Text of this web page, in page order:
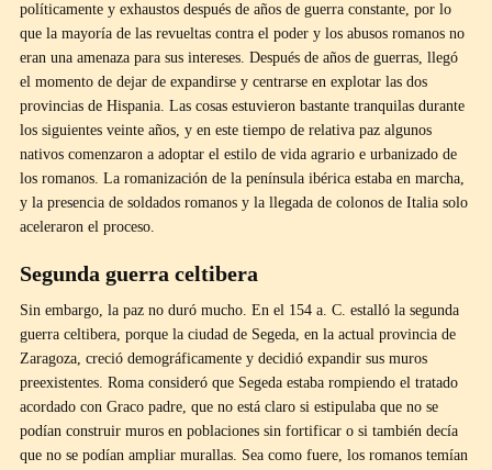
políticamente y exhaustos después de años de guerra constante, por lo
que la mayoría de las revueltas contra el poder y los abusos romanos no
eran una amenaza para sus intereses. Después de años de guerras, llegó
el momento de dejar de expandirse y centrarse en explotar las dos
provincias de Hispania. Las cosas estuvieron bastante tranquilas durante
los siguientes veinte años, y en este tiempo de relativa paz algunos
nativos comenzaron a adoptar el estilo de vida agrario e urbanizado de
los romanos. La romanización de la península ibérica estaba en marcha,
y la presencia de soldados romanos y la llegada de colonos de Italia solo
aceleraron el proceso.
Segunda guerra celtibera
Sin embargo, la paz no duró mucho. En el 154 a. C. estalló la segunda
guerra celtibera, porque la ciudad de Segeda, en la actual provincia de
Zaragoza, creció demográficamente y decidió expandir sus muros
preexistentes. Roma consideró que Segeda estaba rompiendo el tratado
acordado con Graco padre, que no está claro si estipulaba que no se
podían construir muros en poblaciones sin fortificar o si también decía
que no se podían ampliar murallas. Sea como fuere, los romanos temían